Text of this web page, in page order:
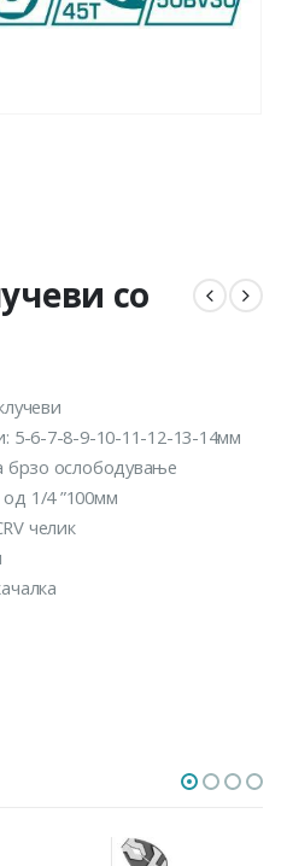
со
5-6-7-8-9-10-11-12-13-14мм
брзо ослободување
1/4 ”100мм
челик